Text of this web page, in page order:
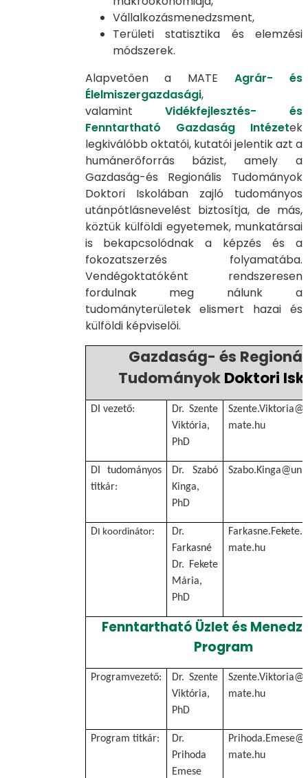
Vállalkozásmenedzsment,
Területi statisztika és elemzési
módszerek.
Alapvetően a MATEAgrár- és
Élelmiszergazdasági,
valamintVidékfejlesztés- és
Fenntartható Gazdaság Intézetek
legkiválóbb oktatói, kutatói jelentik azt a
humánerőforrás bázist, amely a
Gazdaság-és Regionális Tudományok
Doktori Iskolában zajló tudományos
utánpótlásnevelést biztosítja, de más,
köztük külföldi egyetemek, munkatársai
is bekapcsolódnak a képzés és a
fokozatszerzés folyamatába.
Vendégoktatóként rendszeresen
fordulnak meg nálunk a
tudományterületek elismert hazai és
külföldi képviselői.
Gazdaság- és
Tudományok Doktori
DI vezető:
Dr. Szente
Viktória,
PhD
mate.hu
DI tudományos
titkár:
Dr. Szabó
Kinga,
PhD
DI koordinátor:
Dr.
Farkasné
Dr. Fekete
Mária,
PhD
mate.hu
Fenntartható Üzlet és
Program
Programvezető:
Dr. Szente
Viktória,
PhD
mate.hu
Program titkár:
Dr.
Prihoda
Emese
mate.hu